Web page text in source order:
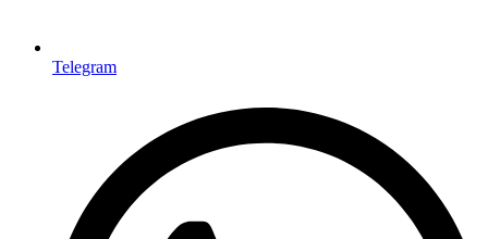
Telegram